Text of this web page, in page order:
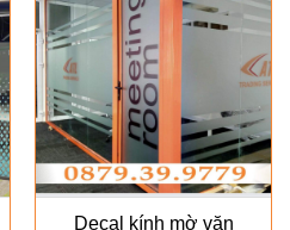
Decal kính mờ văn